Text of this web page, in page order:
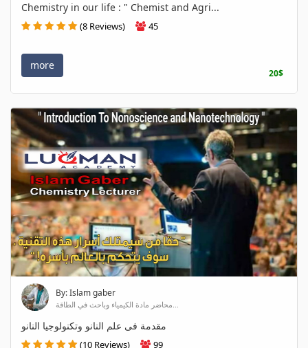
Chemistry in our life : " Chemist and Agri...
(8 Reviews) 45
more
20$
By: Islam gaber
محاضر مادة الكيمياء وباحث في الطاقة...
مقدمة فى علم النانو وتكنولوجيا النانو
(10 Reviews) 99